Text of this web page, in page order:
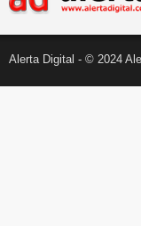
Alerta Digital - © 2024